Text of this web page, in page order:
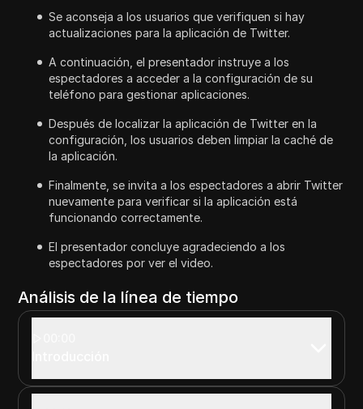
Se aconseja a los usuarios que verifiquen si hay
actualizaciones para la aplicación de Twitter.
A continuación, el presentador instruye a los
espectadores a acceder a la configuración de su
teléfono para gestionar aplicaciones.
Después de localizar la aplicación de Twitter en la
configuración, los usuarios deben limpiar la caché de
la aplicación.
Finalmente, se invita a los espectadores a abrir Twitter
nuevamente para verificar si la aplicación está
funcionando correctamente.
El presentador concluye agradeciendo a los
espectadores por ver el video.
Análisis de la línea de tiempo